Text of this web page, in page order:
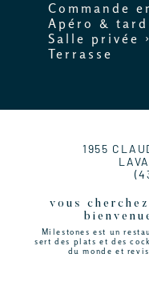
Commande
Apéro & tard
Salle privée ›
Terrasse
1955
vous
Milestones est un
sert des plats et des
du monde et